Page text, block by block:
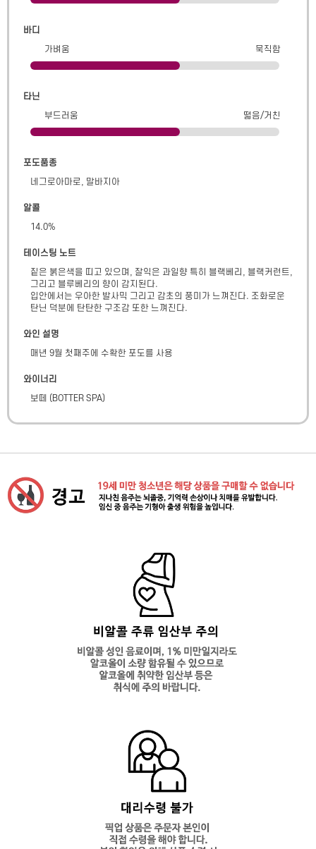
바디
가벼움
묵직함
타닌
부드러움
떫음/거친
포도품종
네그로아마로, 말바지아
알콜
14.0%
테이스팅 노트
짙은 붉은색을 띠고 있으며, 잘익은 과일향 특히 블랙베리, 블랙커런트,
그리고 블루베리의 향이 감지된다.
입안에서는 우아한 발사믹 그리고 감초의 풍미가 느껴진다. 조화로운
탄닌 덕분에 탄탄한 구조감 또한 느껴진다.
와인 설명
매년 9월 첫째주에 수확한 포도를 사용
와이너리
보떼
( BOTTER SPA)